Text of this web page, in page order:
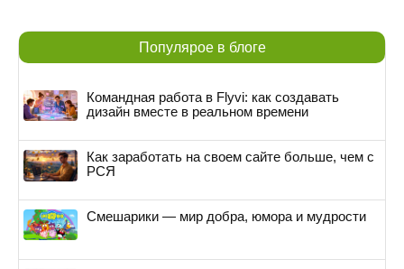
Популярое в блоге
Командная работа в Flyvi: как создавать
дизайн вместе в реальном времени
Как заработать на своем сайте больше, чем с
РСЯ
Смешарики — мир добра, юмора и мудрости